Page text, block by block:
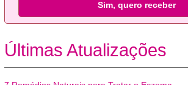
Sim, quero receber
Últimas Atualizações